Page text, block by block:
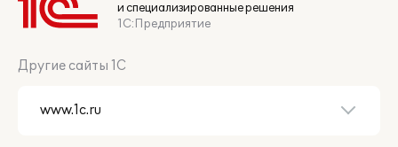
и специализированные решения
1С:Предприятие
Другие сайты 1С